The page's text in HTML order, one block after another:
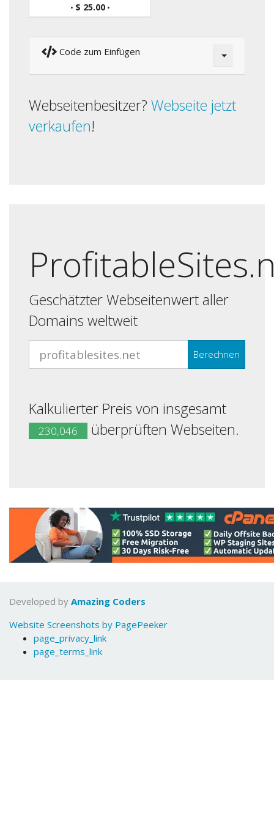
• $ 25.00•
Code zum Einfügen
Webseitenbesitzer? Webseite jetzt
verkaufen!
Geschätzter Webseitenwert aller
Domains weltweit
Berechnen
Kalkulierter Preis von insgesamt
230,046 überprüften Webseiten.
Developed by Amazing Coders
Website Screenshots by PagePeeker
page_privacy_link
page_terms_link